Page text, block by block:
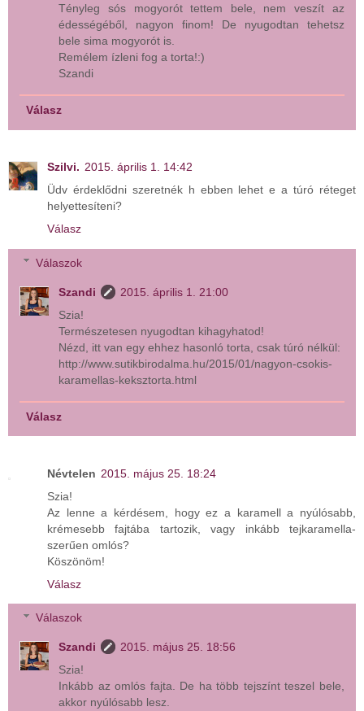
Tényleg sós mogyorót tettem bele, nem veszít az
édességéből, nagyon finom! De nyugodtan tehetsz
bele sima mogyorót is.
Remélem ízleni fog a torta!:)
Szandi
Válasz
Szilvi. 2015. április 1. 14:42
Üdv érdeklődni szeretnék h ebben lehet e a túró réteget
helyettesíteni?
Válasz
Válaszok
Szandi
2015. április 1. 21:00
Szia!
Természetesen nyugodtan kihagyhatod!
Nézd, itt van egy ehhez hasonló torta, csak túró nélkül:
http://www.sutikbirodalma.hu/2015/01/nagyon-csokis-
karamellas-keksztorta.html
Válasz
Névtelen 2015. május 25. 18:24
Szia!
Az lenne a kérdésem, hogy ez a karamell a nyúlósabb,
krémesebb fajtába tartozik, vagy inkább tejkaramella-
szerűen omlós?
Köszönöm!
Válasz
Válaszok
Szandi
2015. május 25. 18:56
Szia!
Inkább az omlós fajta. De ha több tejszínt teszel bele,
akkor nyúlósabb lesz.